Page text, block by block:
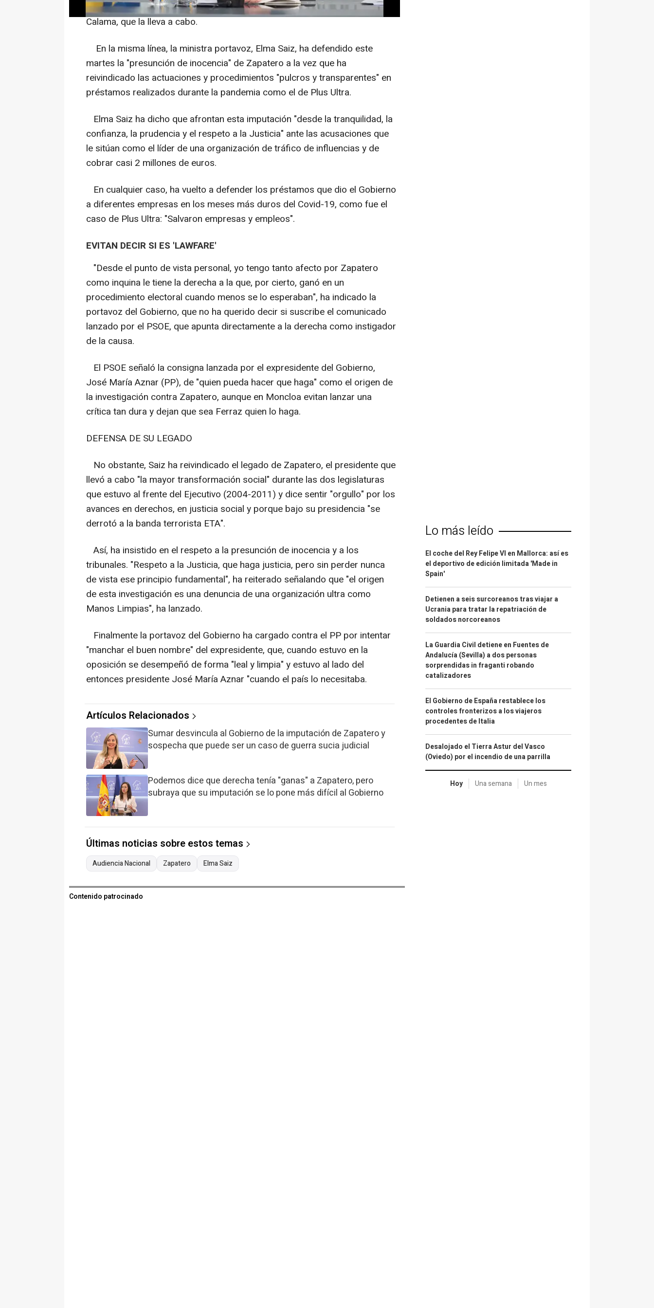
dicen que no cuestionan la investigación ni tampoco al juez José Luis
Calama, que la lleva a cabo.
En la misma línea, la ministra portavoz, Elma Saiz, ha defendido este
martes la "presunción de inocencia" de Zapatero a la vez que ha
reivindicado las actuaciones y procedimientos "pulcros y transparentes" en
préstamos realizados durante la pandemia como el de Plus Ultra.
Elma Saiz ha dicho que afrontan esta imputación "desde la tranquilidad, la
confianza, la prudencia y el respeto a la Justicia" ante las acusaciones que
le sitúan como el líder de una organización de tráfico de influencias y de
cobrar casi 2 millones de euros.
En cualquier caso, ha vuelto a defender los préstamos que dio el Gobierno
a diferentes empresas en los meses más duros del Covid-19, como fue el
caso de Plus Ultra: "Salvaron empresas y empleos".
EVITAN DECIR SI ES 'LAWFARE'
"Desde el punto de vista personal, yo tengo tanto afecto por Zapatero
como inquina le tiene la derecha a la que, por cierto, ganó en un
procedimiento electoral cuando menos se lo esperaban", ha indicado la
portavoz del Gobierno, que no ha querido decir si suscribe el comunicado
lanzado por el PSOE, que apunta directamente a la derecha como instigador
de la causa.
El PSOE señaló la consigna lanzada por el expresidente del Gobierno,
José María Aznar (PP), de "quien pueda hacer que haga" como el origen de
la investigación contra Zapatero, aunque en Moncloa evitan lanzar una
crítica tan dura y dejan que sea Ferraz quien lo haga.
DEFENSA DE SU LEGADO
No obstante, Saiz ha reivindicado el legado de Zapatero, el presidente que
llevó a cabo "la mayor transformación social" durante las dos legislaturas
que estuvo al frente del Ejecutivo (2004-2011) y dice sentir "orgullo" por los
avances en derechos, en justicia social y porque bajo su presidencia "se
derrotó a la banda terrorista ETA".
Así, ha insistido en el respeto a la presunción de inocencia y a los
tribunales. "Respeto a la Justicia, que haga justicia, pero sin perder nunca
de vista ese principio fundamental", ha reiterado señalando que "el origen
de esta investigación es una denuncia de una organización ultra como
Manos Limpias", ha lanzado.
Finalmente la portavoz del Gobierno ha cargado contra el PP por intentar
"manchar el buen nombre" del expresidente, que, cuando estuvo en la
oposición se desempeñó de forma "leal y limpia" y estuvo al lado del
entonces presidente José María Aznar "cuando el país lo necesitaba.
Artículos Relacionados
Sumar desvincula al Gobierno de la imputación de Zapatero y
sospecha que puede ser un caso de guerra sucia judicial
Podemos dice que derecha tenía "ganas" a Zapatero, pero
subraya que su imputación se lo pone más difícil al Gobierno
Últimas noticias sobre estos temas
Audiencia Nacional Zapatero Elma Saiz
Contenido patrocinado
Lo más leído
El coche del Rey Felipe VI en Mallorca: así es
el deportivo de edición limitada 'Made in
Spain'
Detienen a seis surcoreanos tras viajar a
Ucrania para tratar la repatriación de
soldados norcoreanos
La Guardia Civil detiene en Fuentes de
Andalucía (Sevilla) a dos personas
sorprendidas in fraganti robando
catalizadores
El Gobierno de España restablece los
controles fronterizos a los viajeros
procedentes de Italia
Desalojado el Tierra Astur del Vasco
(Oviedo) por el incendio de una parrilla
Hoy Una semana Un mes